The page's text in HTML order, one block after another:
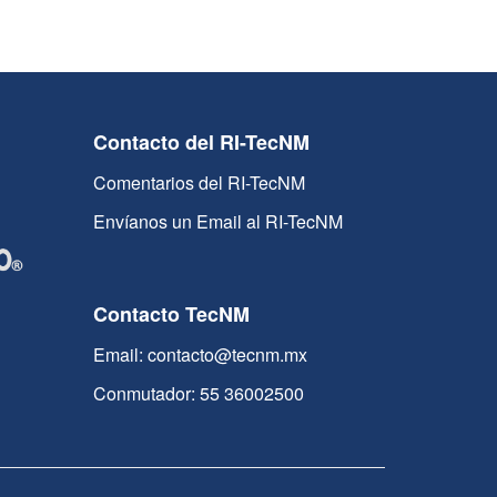
Contacto del RI-TecNM
Comentarios del RI-TecNM
Envíanos un Email al RI-TecNM
Contacto TecNM
Email: contacto@tecnm.mx
Conmutador: 55 36002500